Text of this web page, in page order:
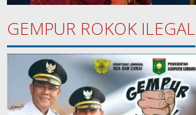
GEMPUR ROKOK ILEGAL